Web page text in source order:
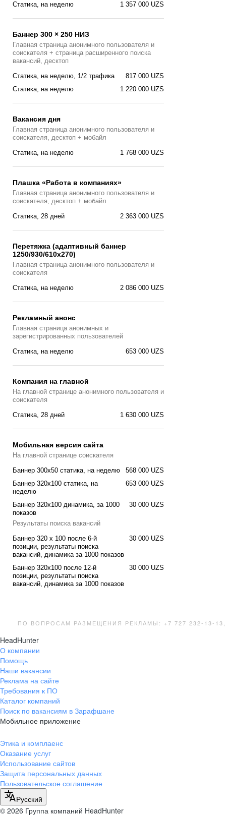
1 357 000 UZS
Статика, на неделю
Баннер 300 × 250 НИЗ
Главная страница анонимного пользователя и
соискателя + страница расширенного поиска
вакансий, десктоп
817 000 UZS
Статика, на неделю, 1/2 трафика
1 220 000 UZS
Статика, на неделю
Вакансия дня
Главная страницa анонимного пользователя и
соискателя, десктоп + мобайл
1 768 000 UZS
Статика, на неделю
Плашка «Работа в компаниях»
Главная страницa анонимного пользователя и
соискателя, десктоп + мобайл
2 363 000 UZS
Статика, 28 дней
Перетяжка (адаптивный баннер
1250/930/610х270)
Главная страницa анонимного пользователя и
соискателя
2 086 000 UZS
Статика, на неделю
Рекламный анонс
Главная страница анонимных и
зарегистрированных пользователей
653 000 UZS
Статика, на неделю
Компания на главной
На главной странице анонимного пользователя и
соискателя
1 630 000 UZS
Статика, 28 дней
Мобильная версия сайта
На главной странице соискателя
568 000 UZS
Баннер 300x50 статика, на неделю
653 000 UZS
Баннер 320x100 cтатика, на
неделю
30 000 UZS
Баннер 320x100 динамика, за 1000
показов
Результаты поиска вакансий
30 000 UZS
Баннер 320 x 100 после 6-й
позиции, результаты поиска
вакансий, динамика за 1000 показов
30 000 UZS
Баннер 320x100 после 12-й
позиции, результаты поиска
вакансий, динамика за 1000 показов
ПО ВОПРОСАМ РАЗМЕЩЕНИЯ РЕКЛАМЫ: +7 727 232-13-13,
HeadHunter
О компании
Помощь
Наши вакансии
Реклама на сайте
Требования к ПО
Каталог компаний
Поиск по вакансиям в Зарафшане
Мобильное приложение
Этика и комплаенс
Оказание услуг
Использование сайтов
Защита персональных данных
Пользовательское соглашение
Русский
© 2026 Группа компаний HeadHunter